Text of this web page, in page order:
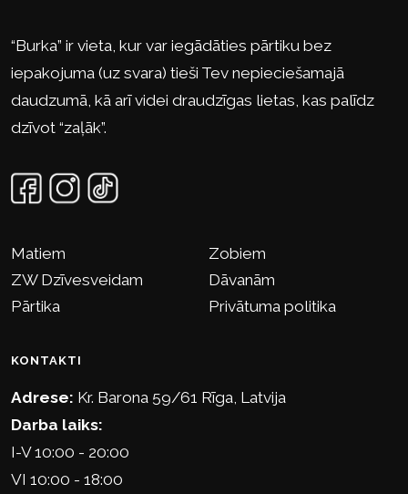
“Burka” ir vieta, kur var iegādāties pārtiku bez
iepakojuma (uz svara) tieši Tev nepieciešamajā
daudzumā, kā arī videi draudzīgas lietas, kas palīdz
dzīvot “zaļāk”.
Matiem
Zobiem
ZW Dzīvesveidam
Dāvanām
Pārtika
Privātuma politika
KONTAKTI
Adrese: Kr. Barona 59/61 Rīga, Latvija
Darba laiks:
I-V 10:00 - 20:00
VI 10:00 - 18:00